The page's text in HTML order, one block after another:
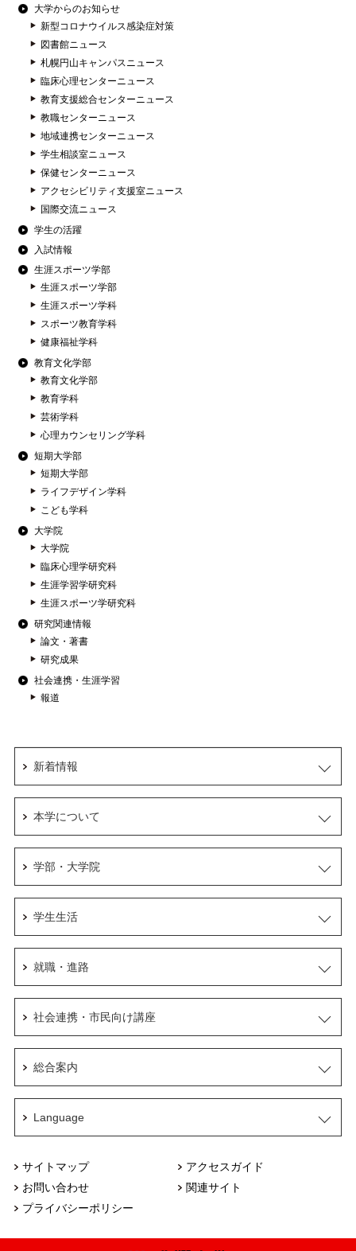
大学からのお知らせ
新型コロナウイルス感染症対策
図書館ニュース
札幌円山キャンパスニュース
臨床心理センターニュース
教育支援総合センターニュース
教職センターニュース
地域連携センターニュース
学生相談室ニュース
保健センターニュース
アクセシビリティ支援室ニュース
国際交流ニュース
学生の活躍
入試情報
生涯スポーツ学部
生涯スポーツ学部
生涯スポーツ学科
スポーツ教育学科
健康福祉学科
教育文化学部
教育文化学部
教育学科
芸術学科
心理カウンセリング学科
短期大学部
短期大学部
ライフデザイン学科
こども学科
大学院
大学院
臨床心理学研究科
生涯学習学研究科
生涯スポーツ学研究科
研究関連情報
論文・著書
研究成果
社会連携・生涯学習
報道
サイトマップ
アクセスガイド
お問い合わせ
関連サイト
プライバシーポリシー
新着情報
本学について
学部・大学院
学生生活
就職・進路
社会連携・市民向け講座
総合案内
Language